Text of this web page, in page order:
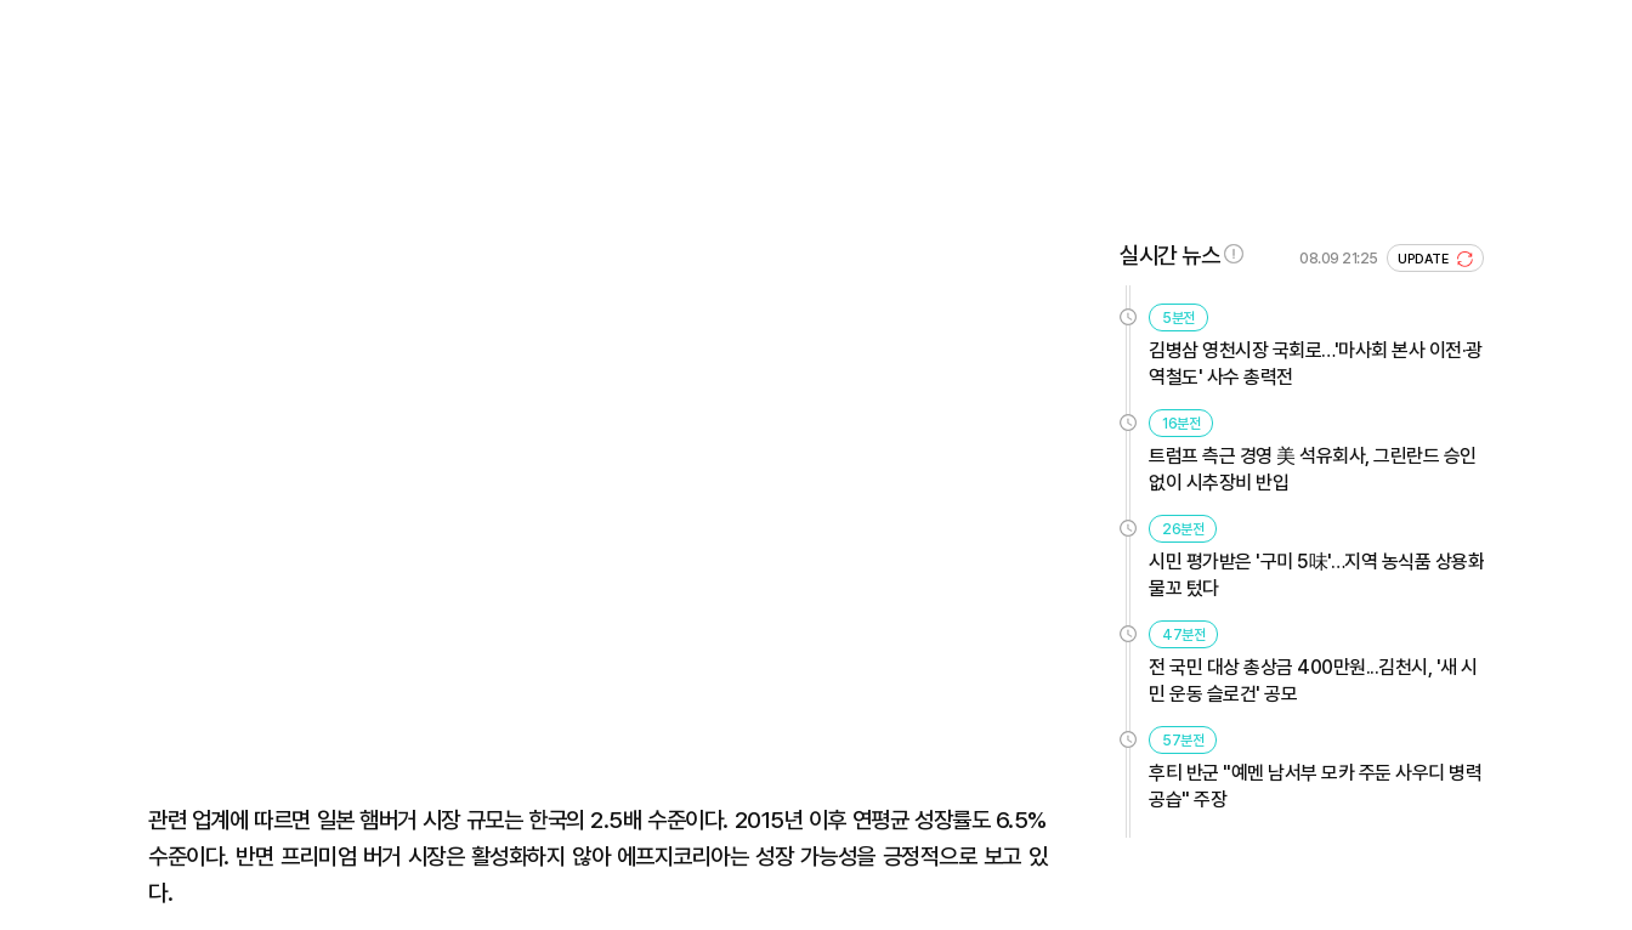
관련 업계에 따르면 일본 햄버거 시장 규모는 한국의 2.5배 수준이다. 2015년 이후 연평균 성장률도 6.5%
수준이다. 반면 프리미엄 버거 시장은 활성화하지 않아 에프지코리아는 성장 가능성을 긍정적으로 보고 있
다.
실시간 뉴스 08.09 21:25 UPDATE
5분전
김병삼 영천시장 국회로…'마사회 본사 이전·광
역철도' 사수 총력전
16분전
트럼프 측근 경영 美 석유회사, 그린란드 승인
없이 시추장비 반입
26분전
시민 평가받은 '구미 5味'…지역 농식품 상용화
물꼬 텄다
47분전
전 국민 대상 총상금 400만원...김천시, '새 시
민 운동 슬로건' 공모
57분전
후티 반군 "예멘 남서부 모카 주둔 사우디 병력
공습" 주장